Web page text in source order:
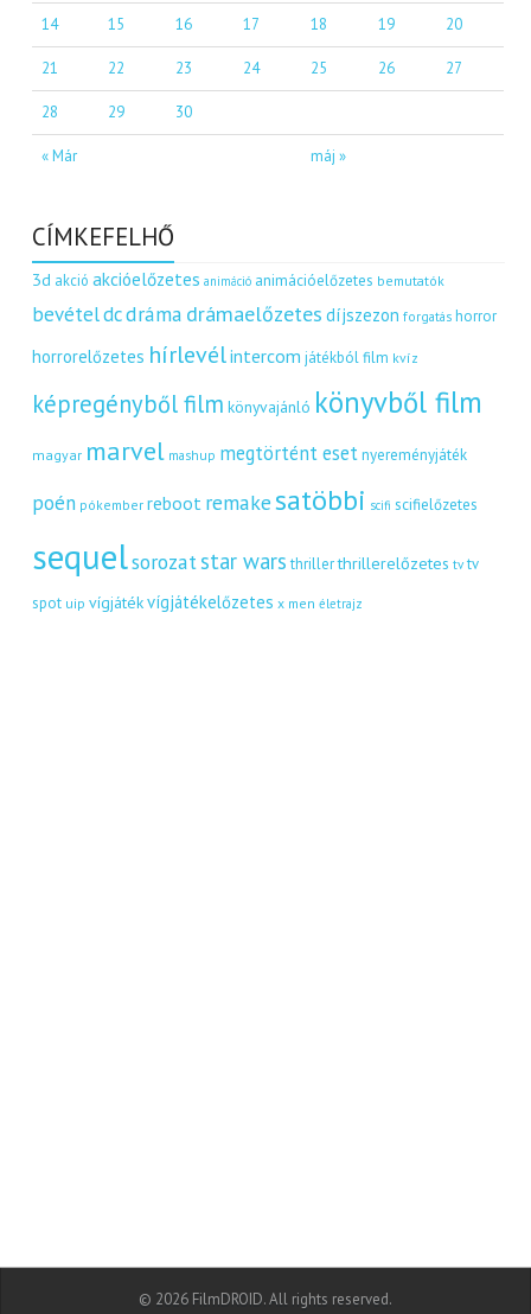
« Már máj »
14 15 16 17 18 19 20
21 22 23 24 25 26 27
28 29 30
CÍMKEFELHŐ
3d akció akcióelőzetes animáció animációelőzetes bemutatók
bevételdcdráma drámaelőzetes díjszezon forgatás horror
horrorelőzetes hírlevélintercom játékból film kvíz
képregényből film könyvajánló könyvből film
magyar marvel mashup megtörtént eset nyereményjáték
poén pókember reboot remakesatöbbi scifi scifielőzetes
sequelsorozatstar wars thriller thrillerelőzetes tv tv
spot uip vígjátékvígjátékelőzetes x men életrajz
© 2026 FilmDROID. All rights reserved.